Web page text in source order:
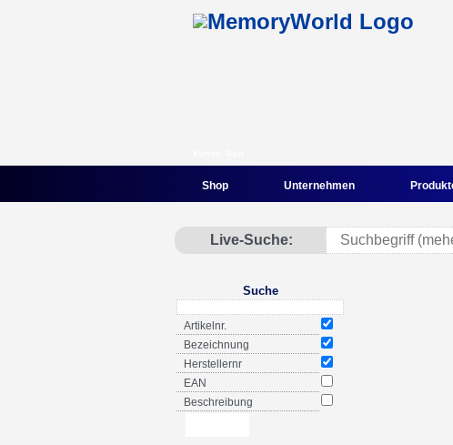
Shop Unternehmen
Live-Suche:
Suche
Artikelnr.
Bezeichnung
Herstellernr
EAN
Beschreibung